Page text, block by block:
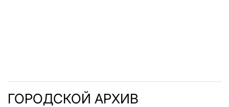
ГОРОДСКОЙ АРХИВ